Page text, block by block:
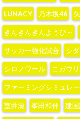
LUNACY ‪乃木坂46‬
きんきんきんようび～
サッカー強化試合 シ
シロノワール ニガウリ
ファーミングシミュレ
室井滋 峯田和伸 建